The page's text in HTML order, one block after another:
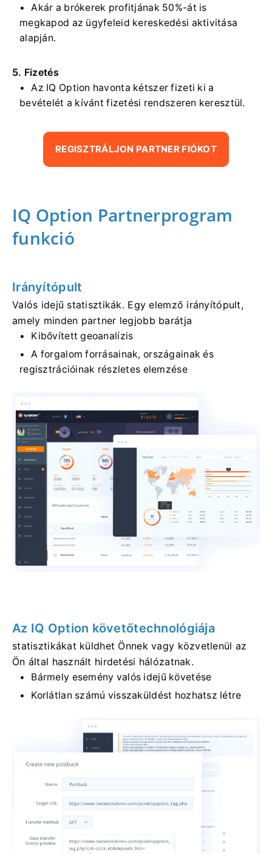
Akár a brókerek profitjának 50%-át is
megkapod az ügyfeleid kereskedési aktivitása
alapján.
5. Fizetés
Az IQ Option havonta kétszer fizeti ki a
bevételét a kívánt fizetési rendszeren keresztül.
REGISZTRÁLJON PARTNER FIÓKOT
IQ Option Partnerprogram
funkció
Irányítópult
Valós idejű statisztikák. Egy elemző irányítópult,
amely minden partner legjobb barátja
Kibővített geoanalízis
A forgalom forrásainak, országainak és
regisztrációinak részletes elemzése
Az IQ Option követőtechnológiája
statisztikákat küldhet Önnek vagy közvetlenül az
Ön által használt hirdetési hálózatnak.
Bármely esemény valós idejű követése
Korlátlan számú visszaküldést hozhatsz létre